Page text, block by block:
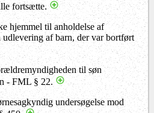
fortsætte.
hjemmel til anholdelse af
udlevering af barn, der var bortført
til søn
- FML § 22.
undersøgelse mod